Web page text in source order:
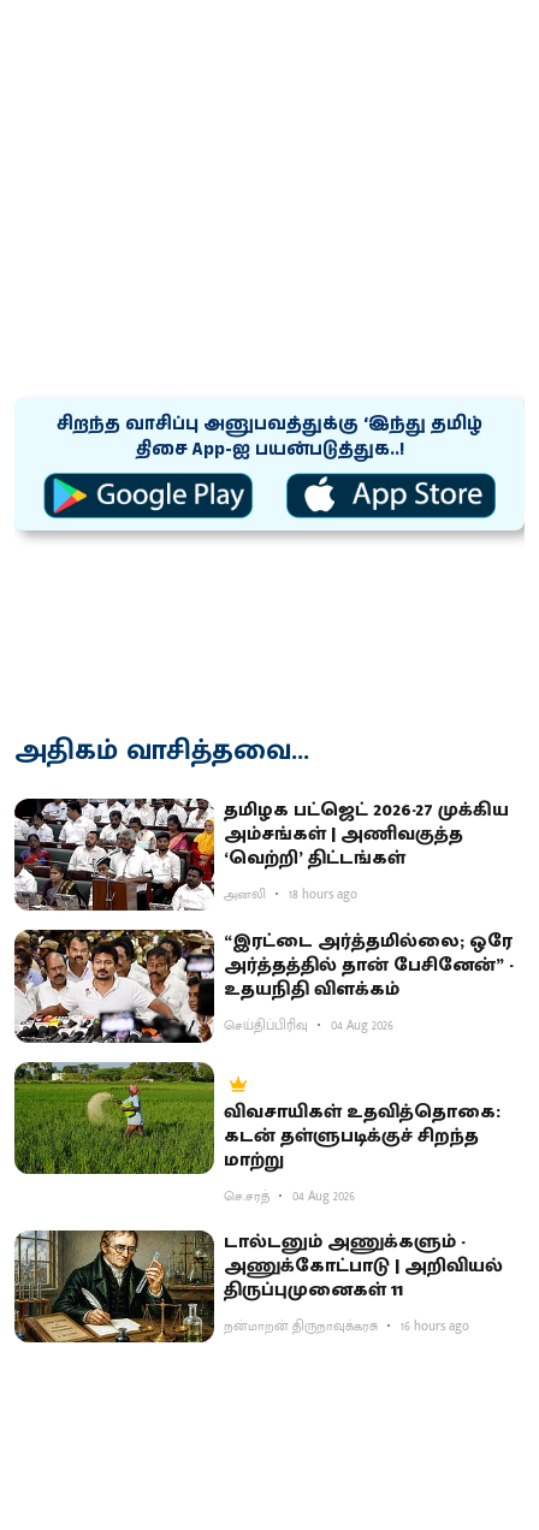
சிறந்த வாசிப்பு அனுபவத்துக்கு ‘இந்து தமிழ்
திசை App-ஐ பயன்படுத்துக..!
அதிகம் வாசித்தவை...
தமிழக பட்ஜெட் 2026-27 முக்கிய
அம்சங்கள் | அணிவகுத்த
‘வெற்றி’ திட்டங்கள்
அனலி 18 hours ago
“இரட்டை அர்த்தமில்லை; ஒரே
அர்த்தத்தில் தான் பேசினேன்” -
உதயநிதி விளக்கம்
செய்திப்பிரிவு 04 Aug 2026
விவசாயிகள் உதவித்தொகை:
கடன் தள்ளுபடிக்குச் சிறந்த
மாற்று
செ.சரத் 04 Aug 2026
டால்டனும் அணுக்களும் -
அணுக்கோட்பாடு | அறிவியல்
திருப்புமுனைகள் 11
நன்மாறன் திருநாவுக்கரசு 16 hours ago